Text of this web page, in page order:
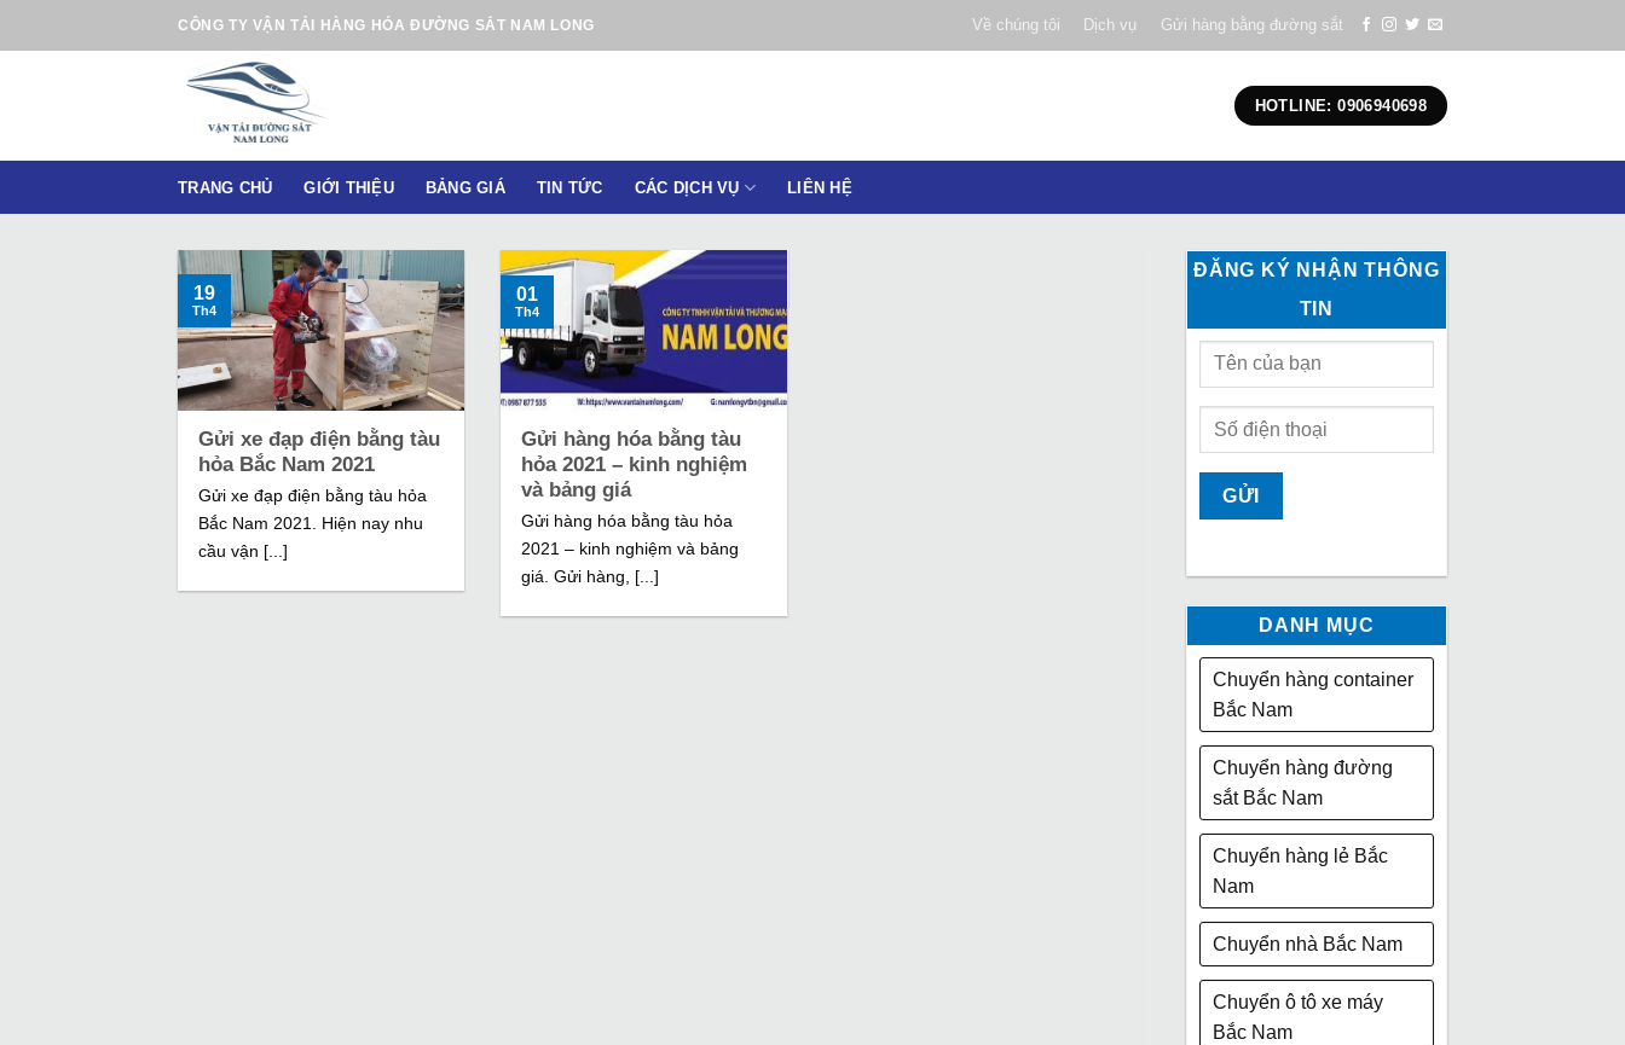
n
CÔNG TY VẬN TẢI HÀNG HÓA ĐƯỜNG SẮT NAM LONG Về chúng tôi Dịch vụ Gửi hàng bằng đường sắt
HOTLINE: 0906940698
TRANG CHỦ GIỚI THIỆU BẢNG GIÁ TIN TỨC CÁC DỊCH VỤ LIÊN HỆ
Gửi xe đạp điện bằng tàu
hỏa Bắc Nam 2021
Gửi xe đạp điện bằng tàu hỏa
Bắc Nam 2021. Hiện nay nhu
cầu vận [...]
19
Th4
Gửi hàng hóa bằng tàu
hỏa 2021 – kinh nghiệm
và bảng giá
Gửi hàng hóa bằng tàu hỏa
2021 – kinh nghiệm và bảng
giá. Gửi hàng, [...]
01
Th4
ĐĂNG KÝ NHẬN THÔNG
TIN
DANH MỤC
Chuyển hàng container
Bắc Nam
Chuyển hàng đường
sắt Bắc Nam
Chuyển hàng lẻ Bắc
Nam
Chuyển nhà Bắc Nam
Chuyển ô tô xe máy
Bắc Nam